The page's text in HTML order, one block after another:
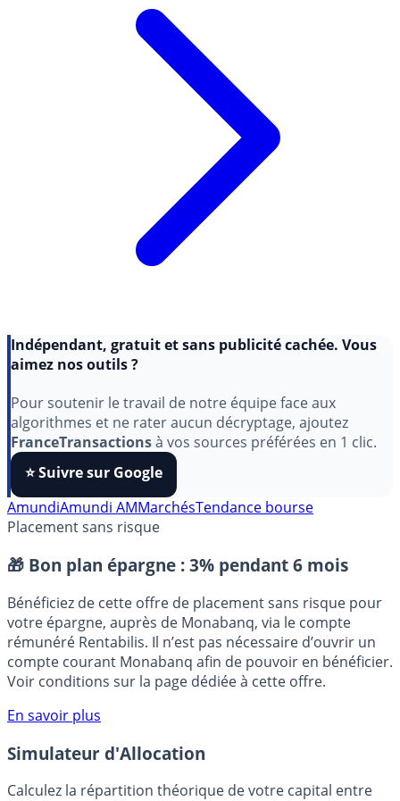
aimez nos outils ?
Pour soutenir le travail de notre équipe face aux
algorithmes et ne rater aucun décryptage, ajoutez
FranceTransactionsà vos sources préférées en 1 clic.
⭐️ Suivre sur Google
Placement sans risque
🎁 Bon plan épargne : 3% pendant 6 mois
Bénéficiez de cette offre de placement sans risque pour
votre épargne, auprès de Monabanq, via le compte
rémunéré Rentabilis. Il n’est pas nécessaire d’ouvrir un
Voir conditions sur la page dédiée à cette offre.
En savoir plus
Simulateur d'Allocation